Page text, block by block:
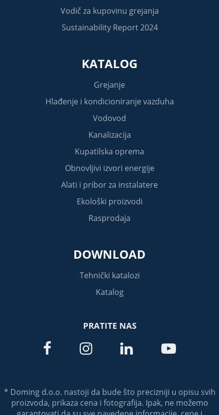
Vodič za kupovinu grejanja
Sustainability Report 2024
KATALOG
Grejanje
Hlađenje i kondicioniranje vazduha
Vodovod
Kanalizacija
Kupatilska oprema
Obnovljivi izvori energije
Alati i pribor za instalatere
Ekološki proizvodi
Rasprodaja
DOWNLOAD
Tehnički katalozi
Katalog
PRATITE NAS
   
* Doming d.o.o. nastoji da bude što precizniji u opisu svih
proizvoda, prikaza cena i fotografija. Ipak, ne možemo